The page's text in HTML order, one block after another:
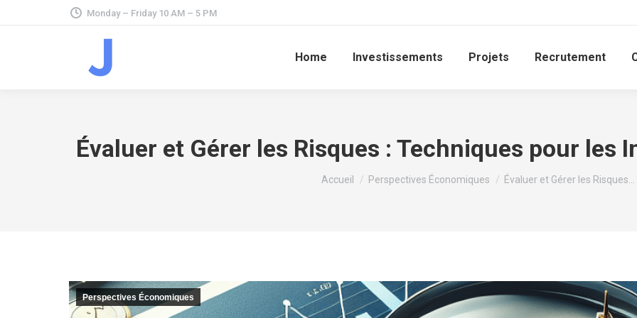
Monday – Friday 10 AM – 5 PM
Home Investissements Projets Recrutement
Évaluer et Gérer les Risques : Techniques pour les
Vous êtes ici :
Accueil Perspectives Économiques Évaluer et Gérer les Risques…
Perspectives Économiques